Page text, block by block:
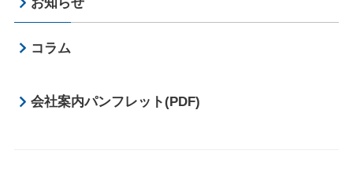
コラム
会社案内パンフレット(PDF)